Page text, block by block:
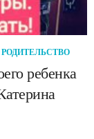
ребенка